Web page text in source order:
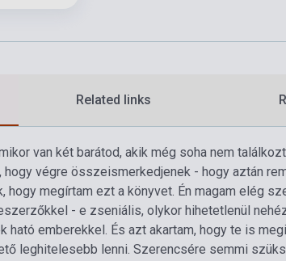
Related links
van két barátod, akik még soha nem
hogy végre összeismerkedjenek - hogy aztán
hogy megírtam ezt a könyvet. Én magam elég
- e zseniális, olykor hihetetlenül
ható emberekkel. És azt akartam, hogy te is
leghitelesebb lenni. Szerencsére semmi